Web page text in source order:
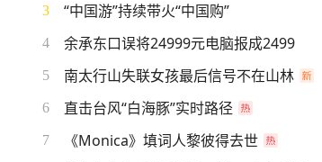
3 “中国游”持续带火“中国购”
4 余承东口误将24999元电脑报成2499
5 南太行山失联女孩最后信号不在山林
6 直击台风“白海豚”实时路径
7 《Monica》填词人黎彼得去世